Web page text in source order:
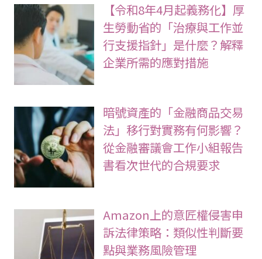
【令和8年4月起義務化】厚
生勞動省的「治療與工作並
行支援指針」是什麼？解釋
企業所需的應對措施
暗號資產的「金融商品交易
法」移行對實務有何影響？
從金融審議會工作小組報告
書看次世代的合規要求
Amazon上的意匠權侵害申
訴法律策略：類似性判斷要
點與業務風險管理